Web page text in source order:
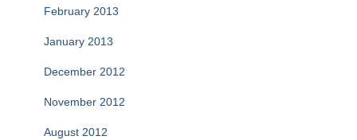
February 2013
January 2013
December 2012
November 2012
August 2012